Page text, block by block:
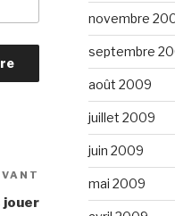
Article
suivant
jouer
novembre
septembre
août 2009
juillet 2009
juin 2009
mai 2009